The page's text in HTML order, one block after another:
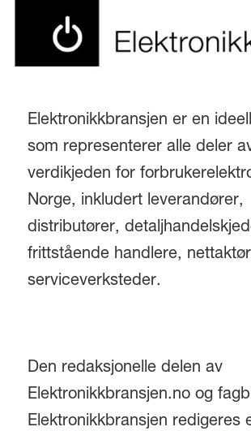
Elektronikkbransjen er en
som representerer alle deler
verdikjeden for
Norge, inkludert leverandører,
distributører,
frittstående handlere,
serviceverksteder.
Den redaksjonelle delen av
Elektronikkbransjen.no og
Elektronikkbransjen redigeres